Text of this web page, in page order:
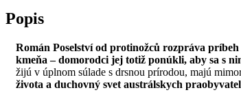
Popis
Román Poselství od protinožců rozpráva
kmeňa – domorodci jej totiž ponúkli, aby sa s
žijú v úplnom súlade s drsnou prírodou, majú
života a duchovný svet austrálskych